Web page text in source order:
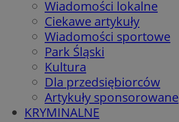
Wiadomości lokalne
Ciekawe artykuły
Wiadomości sportowe
Park Śląski
Kultura
Dla przedsiębiorców
Artykuły sponsorowane
KRYMINALNE